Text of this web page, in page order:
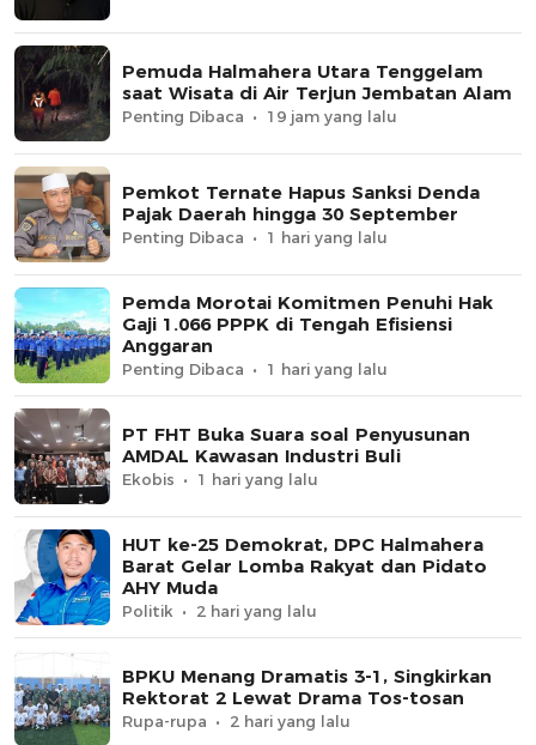
Pemuda Halmahera Utara Tenggelam
saat Wisata di Air Terjun Jembatan Alam
Penting Dibaca 19 jam yang lalu
Pemkot Ternate Hapus Sanksi Denda
Pajak Daerah hingga 30 September
Penting Dibaca 1 hari yang lalu
Pemda Morotai Komitmen Penuhi Hak
Gaji 1.066 PPPK di Tengah Efisiensi
Anggaran
Penting Dibaca 1 hari yang lalu
PT FHT Buka Suara soal Penyusunan
AMDAL Kawasan Industri Buli
Ekobis 1 hari yang lalu
HUT ke-25 Demokrat, DPC Halmahera
Barat Gelar Lomba Rakyat dan Pidato
AHY Muda
Politik 2 hari yang lalu
BPKU Menang Dramatis 3-1, Singkirkan
Rektorat 2 Lewat Drama Tos-tosan
Rupa-rupa 2 hari yang lalu